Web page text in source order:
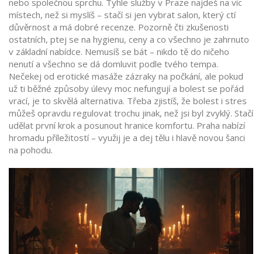
nebo společnou sprchu. Tyhle služby v Praze najdeš na víc
místech, než si myslíš – stačí si jen vybrat salon, který ctí
důvěrnost a má dobré recenze. Pozorně čti zkušenosti
ostatních, ptej se na hygienu, ceny a co všechno je zahrnuto
v základní nabídce. Nemusíš se bát – nikdo tě do ničeho
nenutí a všechno se dá domluvit podle tvého tempa.
Nečekej od erotické masáže zázraky na počkání, ale pokud
už ti běžné způsoby úlevy moc nefungují a bolest se pořád
vrací, je to skvělá alternativa. Třeba zjistíš, že bolest i stres
můžeš opravdu regulovat trochu jinak, než jsi byl zvyklý. Stačí
udělat první krok a posunout hranice komfortu. Praha nabízí
hromadu příležitostí – využij je a dej tělu i hlavě novou šanci
na pohodu.